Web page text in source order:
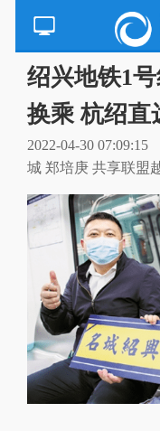
绍兴地铁1
换乘 杭绍直
2022-04-30 07:09:15
城 郑培庚 共享联盟